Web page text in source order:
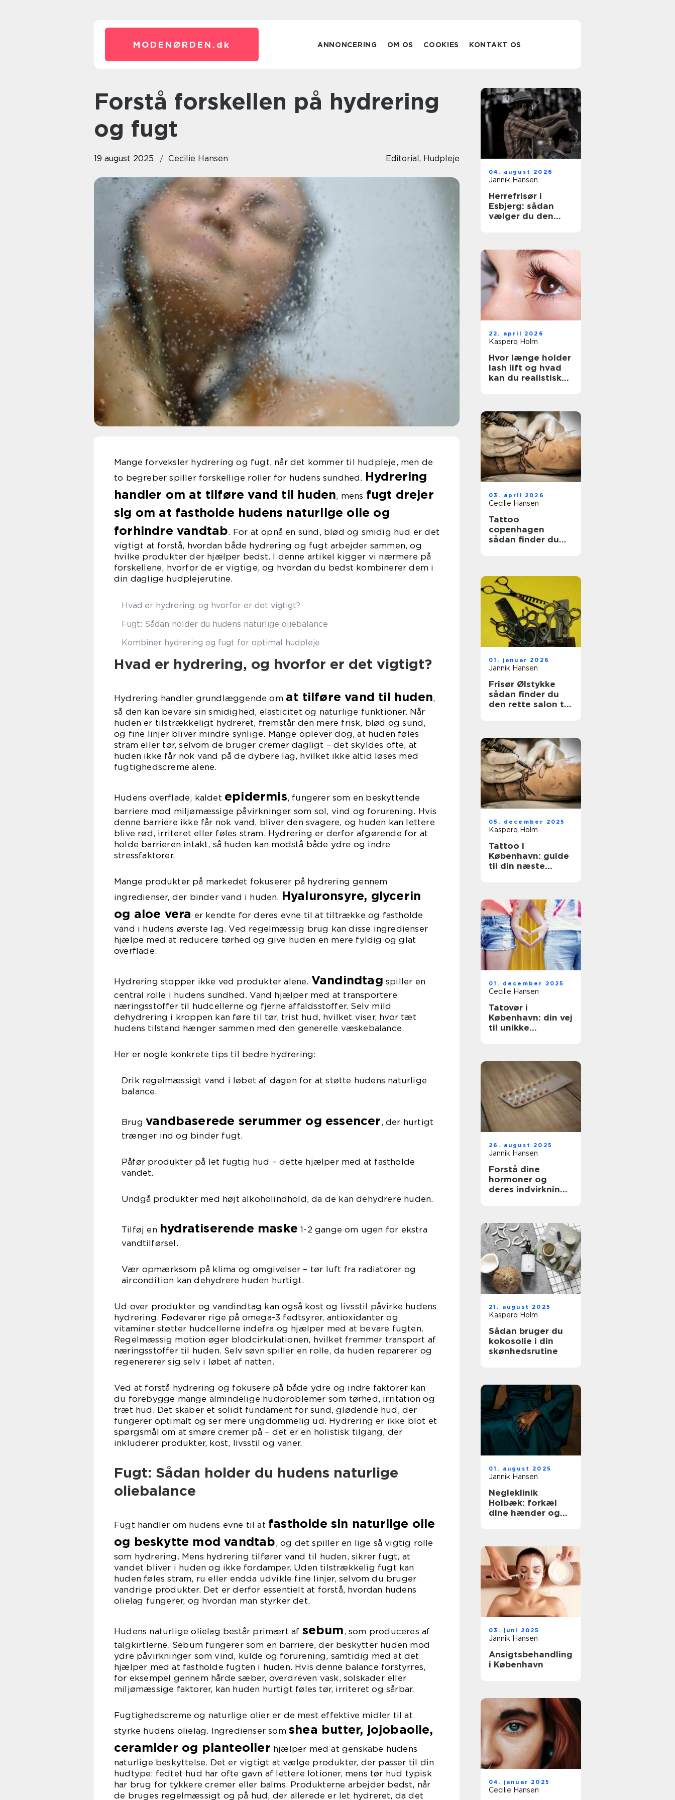
MODENØRDEN. dk ANNONCERING OM OS COOKIES KONTAKT OS
Forstå forskellen på hydrering
og fugt
19 august 2025 Cecilie Hansen Editorial, Hudpleje
Mange forveksler hydrering og fugt, når det kommer til hudpleje, men de
to begreber spiller forskellige roller for hudens sundhed. Hydrering
handler om at tilføre vand til huden, mens fugt drejer
sig om at fastholde hudens naturlige olie og
forhindre vandtab. For at opnå en sund, blød og smidig hud er det
vigtigt at forstå, hvordan både hydrering og fugt arbejder sammen, og
hvilke produkter der hjælper bedst. I denne artikel kigger vi nærmere på
forskellene, hvorfor de er vigtige, og hvordan du bedst kombinerer dem i
din daglige hudplejerutine.
Hvad er hydrering, og hvorfor er det vigtigt?
Fugt: Sådan holder du hudens naturlige oliebalance
Kombiner hydrering og fugt for optimal hudpleje
Hvad er hydrering, og hvorfor er det vigtigt?
Hydrering handler grundlæggende om at tilføre vand til huden,
så den kan bevare sin smidighed, elasticitet og naturlige funktioner. Når
huden er tilstrækkeligt hydreret, fremstår den mere frisk, blød og sund,
og fine linjer bliver mindre synlige. Mange oplever dog, at huden føles
stram eller tør, selvom de bruger cremer dagligt – det skyldes ofte, at
huden ikke får nok vand på de dybere lag, hvilket ikke altid løses med
fugtighedscreme alene.
Hudens overflade, kaldet epidermis, fungerer som en beskyttende
barriere mod miljømæssige påvirkninger som sol, vind og forurening. Hvis
denne barriere ikke får nok vand, bliver den svagere, og huden kan lettere
blive rød, irriteret eller føles stram. Hydrering er derfor afgørende for at
holde barrieren intakt, så huden kan modstå både ydre og indre
stressfaktorer.
Mange produkter på markedet fokuserer på hydrering gennem
ingredienser, der binder vand i huden. Hyaluronsyre, glycerin
og aloe vera er kendte for deres evne til at tiltrække og fastholde
vand i hudens øverste lag. Ved regelmæssig brug kan disse ingredienser
hjælpe med at reducere tørhed og give huden en mere fyldig og glat
overflade.
Hydrering stopper ikke ved produkter alene. Vandindtag spiller en
central rolle i hudens sundhed. Vand hjælper med at transportere
næringsstoffer til hudcellerne og fjerne affaldsstoffer. Selv mild
dehydrering i kroppen kan føre til tør, trist hud, hvilket viser, hvor tæt
hudens tilstand hænger sammen med den generelle væskebalance.
Her er nogle konkrete tips til bedre hydrering:
Drik regelmæssigt vand i løbet af dagen for at støtte hudens naturlige
balance.
Brug vandbaserede serummer og essencer, der hurtigt
trænger ind og binder fugt.
Påfør produkter på let fugtig hud – dette hjælper med at fastholde
vandet.
Undgå produkter med højt alkoholindhold, da de kan dehydrere huden.
Tilføj en hydratiserende maske 1-2 gange om ugen for ekstra
vandtilførsel.
Vær opmærksom på klima og omgivelser – tør luft fra radiatorer og
aircondition kan dehydrere huden hurtigt.
Ud over produkter og vandindtag kan også kost og livsstil påvirke hudens
hydrering. Fødevarer rige på omega-3 fedtsyrer, antioxidanter og
vitaminer støtter hudcellerne indefra og hjælper med at bevare fugten.
Regelmæssig motion øger blodcirkulationen, hvilket fremmer transport af
næringsstoffer til huden. Selv søvn spiller en rolle, da huden reparerer og
regenererer sig selv i løbet af natten.
Ved at forstå hydrering og fokusere på både ydre og indre faktorer kan
du forebygge mange almindelige hudproblemer som tørhed, irritation og
træt hud. Det skaber et solidt fundament for sund, glødende hud, der
fungerer optimalt og ser mere ungdommelig ud. Hydrering er ikke blot et
spørgsmål om at smøre cremer på – det er en holistisk tilgang, der
inkluderer produkter, kost, livsstil og vaner.
Fugt: Sådan holder du hudens naturlige
oliebalance
Fugt handler om hudens evne til at fastholde sin naturlige olie
og beskytte mod vandtab, og det spiller en lige så vigtig rolle
som hydrering. Mens hydrering tilfører vand til huden, sikrer fugt, at
vandet bliver i huden og ikke fordamper. Uden tilstrækkelig fugt kan
huden føles stram, ru eller endda udvikle fine linjer, selvom du bruger
vandrige produkter. Det er derfor essentielt at forstå, hvordan hudens
olielag fungerer, og hvordan man styrker det.
Hudens naturlige olielag består primært af sebum, som produceres af
talgkirtlerne. Sebum fungerer som en barriere, der beskytter huden mod
ydre påvirkninger som vind, kulde og forurening, samtidig med at det
hjælper med at fastholde fugten i huden. Hvis denne balance forstyrres,
for eksempel gennem hårde sæber, overdreven vask, solskader eller
miljømæssige faktorer, kan huden hurtigt føles tør, irriteret og sårbar.
Fugtighedscreme og naturlige olier er de mest effektive midler til at
styrke hudens olielag. Ingredienser somshea butter, jojobaolie,
ceramider og planteolier hjælper med at genskabe hudens
naturlige beskyttelse. Det er vigtigt at vælge produkter, der passer til din
hudtype: fedtet hud har ofte gavn af lettere lotioner, mens tør hud typisk
har brug for tykkere cremer eller balms. Produkterne arbejder bedst, når
de bruges regelmæssigt og på hud, der allerede er let hydreret, da det
04. august 2026
Jannik Hansen
Herrefrisør i
Esbjerg: sådan
vælger du den
22. april 2026
Kasperq Holm
Hvor længe holder
lash lift og hvad
kan du realistisk
03. april 2026
Cecilie Hansen
Tattoo
copenhagen
sådan finder du
01. januar 2026
Jannik Hansen
Frisør Ølstykke
sådan finder du
den rette salon til
05. december 2025
Kasperq Holm
Tattoo i
København: guide
til din næste
01. december 2025
Cecilie Hansen
Tatovør i
København: din vej
til unikke
26. august 2025
Jannik Hansen
Forstå dine
hormoner og
deres indvirkning
21. august 2025
Kasperq Holm
Sådan bruger du
kokosolie i din
skønhedsrutine
01. august 2025
Jannik Hansen
Negleklinik
Holbæk: forkæl
dine hænder og
03. juni 2025
Jannik Hansen
Ansigtsbehandling
i København
04. januar 2025
Cecilie Hansen